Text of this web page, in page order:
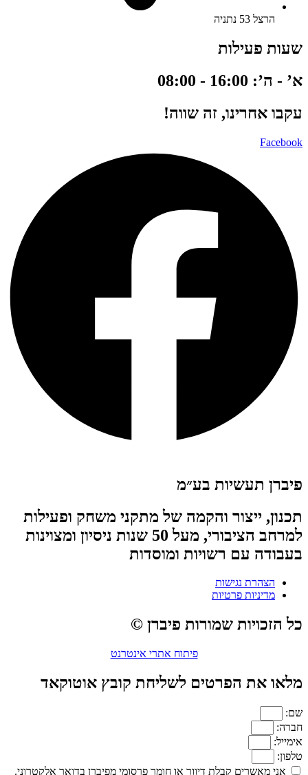
הרצל 53 נתניה
שעות פעילות
א’ - ה’: 16:00 - 08:00
עקבו אחרינו, זה שווה!
Facebook
פיברן תעשיות בע״מ
תכנון, ייצור והקמה של מתקני משחק ופעילות
למרחב הציבורי, מעל 50 שנות ניסיון ומצוינות
בעבודה עם רשויות ומוסדות
הצהרת נגישות
מדיניות פרטיות
כל הזכויות שמורות פיברן ©
פיתוח אתרי אינטרנט
מלאו את הפרטים לשליחת קובץ אוטוקאד
שם:
חברה:
אימייל:
טלפון:
אני מאשרים קבלת דיוור או חומר פרסומי מפיברן בדואר אלקטרוני.